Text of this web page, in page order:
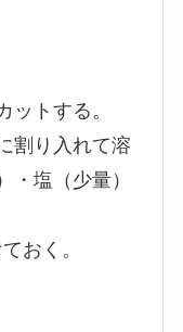
ットする。
割り入れて溶
・塩（少量）
おく。